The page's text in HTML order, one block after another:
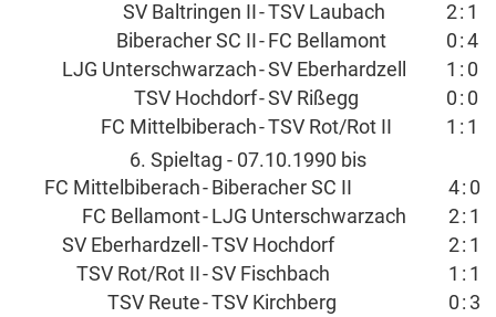
SV Baltringen II -TSV Laubach 2: 1
Biberacher SC II - FC Bellamont 0 : 4
LJG Unterschwarzach-SV Eberhardzell 1 : 0
TSV Hochdorf-SV Rißegg 0 : 0
FC Mittelbiberach-TSV Rot/Rot II 1 : 1
6. Spieltag - 07.10.1990 bis
FC Mittelbiberach- Biberacher SC II 4: 0
FC Bellamont- LJG Unterschwarzach 2: 1
SV Eberhardzell -TSV Hochdorf 2: 1
TSV Rot/Rot II -SV Fischbach 1 : 1
TSV Reute-TSV Kirchberg 0 : 3